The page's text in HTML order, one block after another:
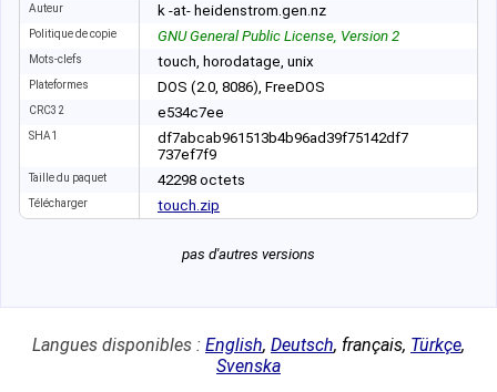
Auteur k -at- heidenstrom.gen.nz
Politique de copie GNU General Public License, Version 2
Mots-clefs touch, horodatage, unix
Plateformes DOS (2.0, 8086), FreeDOS
CRC32 e534c7ee
SHA1 df7abcab961513b4b96ad39f75142df7
737ef7f9
Taille du paquet 42298 octets
Télécharger touch.zip
pas d'autres versions
Langues disponibles : English, Deutsch, français, Türkçe,
Svenska